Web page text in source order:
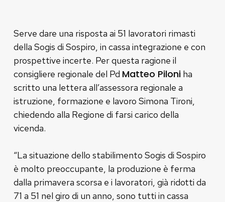
Serve dare una risposta ai 51 lavoratori rimasti
della Sogis di Sospiro, in cassa integrazione e con
prospettive incerte. Per questa ragione il
consigliere regionale del Pd Matteo Piloniha
scritto una lettera all’assessora regionale a
istruzione, formazione e lavoro Simona Tironi,
chiedendo alla Regione di farsi carico della
vicenda.
“La situazione dello stabilimento Sogis di Sospiro
è molto preoccupante, la produzione è ferma
dalla primavera scorsa e i lavoratori, già ridotti da
71 a 51 nel giro di un anno, sono tutti in cassa